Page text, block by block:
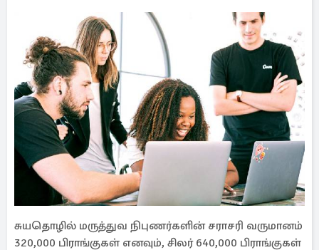
சுயதொழில் மருத்துவ நிபுணர்களின் சராசரி வருமானம்
320,000 பிராங்குகள் எனவும், சிலர் 640,000 பிராங்குகள்